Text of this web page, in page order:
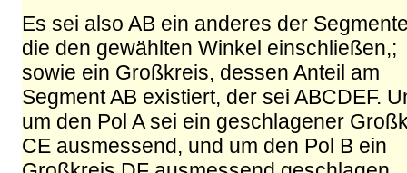
Es sei also AB ein anderes der
die den gewählten Winkel einschließen,;
sowie ein Großkreis, dessen Anteil am
Segment AB existiert, der sei ABCDEF.
um den Pol A sei ein geschlagener
CE ausmessend, und um den Pol B ein